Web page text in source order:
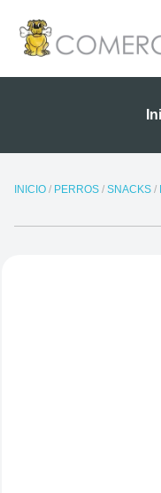
contenido
INICIO / PERROS / SNACKS /